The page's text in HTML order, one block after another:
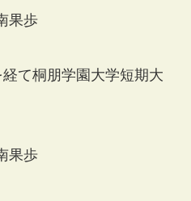
て桐朋学園大学短期大